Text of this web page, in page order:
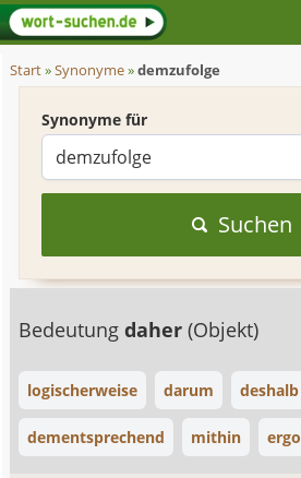
Start»Synonyme»demzufolge
Synonyme für
Suchen
Bedeutungdaher(Objekt)
logischerweise darum deshalb
dementsprechend mithin ergo